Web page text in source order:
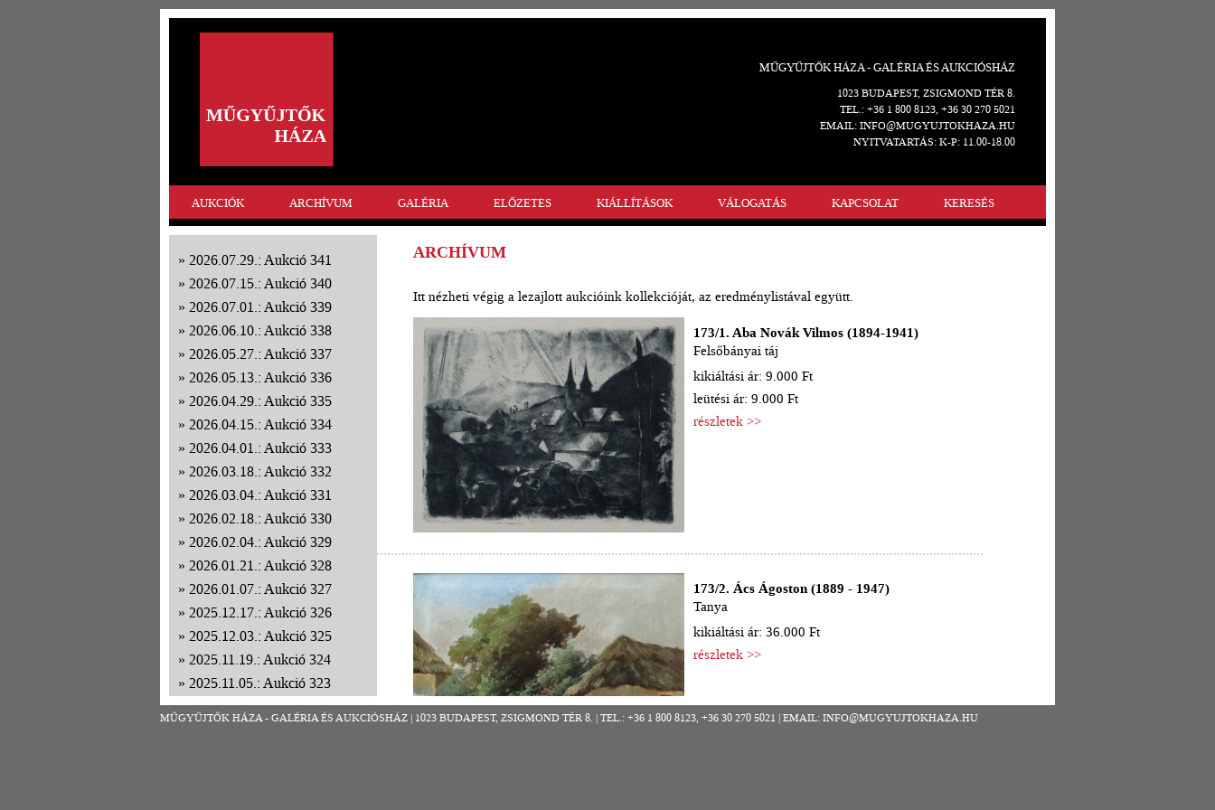
MŰGYŰJTŐK HÁZA - GALÉRIA ÉS AUKCIÓSHÁZ
1023 BUDAPEST, ZSIGMOND TÉR 8.
TEL.: +36 1 800 8123, +36 30 270 5021
EMAIL: INFO@MUGYUJTOKHAZA.HU
NYITVATARTÁS: K-P: 11.00-18.00
AUKCIÓK ARCHÍVUM GALÉRIA ELŐZETES KIÁLLÍTÁSOK VÁLOGATÁS KAPCSOLAT KERESÉS
2026.07.29.: Aukció 341
2026.07.15.: Aukció 340
2026.07.01.: Aukció 339
2026.06.10.: Aukció 338
2026.05.27.: Aukció 337
2026.05.13.: Aukció 336
2026.04.29.: Aukció 335
2026.04.15.: Aukció 334
2026.04.01.: Aukció 333
2026.03.18.: Aukció 332
2026.03.04.: Aukció 331
2026.02.18.: Aukció 330
2026.02.04.: Aukció 329
2026.01.21.: Aukció 328
2026.01.07.: Aukció 327
2025.12.17.: Aukció 326
2025.12.03.: Aukció 325
2025.11.19.: Aukció 324
2025.11.05.: Aukció 323
2025.10.22.: Aukció 322
ARCHÍVUM
Itt nézheti végig a lezajlott aukcióink kollekcióját, az eredménylistával együtt.
173/1. Aba Novák Vilmos (1894-1941)
Felsőbányai táj
kikiáltási ár: 9.000 Ft
leütési ár: 9.000 Ft
részletek >>
173/2. Ács Ágoston (1889 - 1947)
Tanya
kikiáltási ár: 36.000 Ft
részletek >>
MŰGYŰJTŐK HÁZA - GALÉRIA ÉS AUKCIÓSHÁZ | 1023 BUDAPEST, ZSIGMOND TÉR 8. | TEL.: +36 1 800 8123, +36 30 270 5021 | EMAIL: INFO@MUGYUJTOKHAZA.HU